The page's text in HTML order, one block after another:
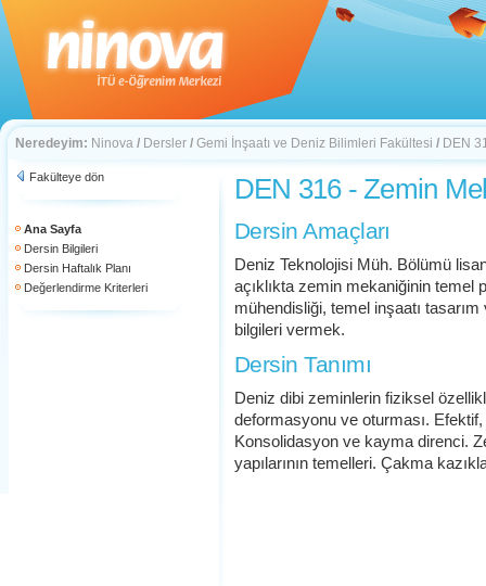
Neredeyim: Ninova / Dersler / Gemi İnşaatı ve Deniz Bilimleri Fakültesi / DEN
Fakülteye dön
Ana Sayfa
Dersin Bilgileri
Dersin Haftalık Planı
Değerlendirme Kriterleri
DEN 316 - Zemin
Dersin Amaçları
Deniz Teknolojisi Müh. Bölümü
açıklıkta zemin mekaniğinin temel
mühendisliği, temel inşaatı
bilgileri vermek.
Dersin Tanımı
Deniz dibi zeminlerin fiziksel
deformasyonu ve oturması.
Konsolidasyon ve kayma direnci.
yapılarının temelleri. Çakma